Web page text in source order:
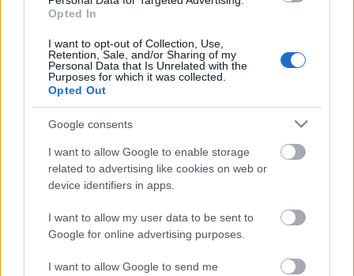
Opted In
I want to opt-out of Collection, Use,
Retention, Sale, and/or Sharing of my
Personal Data that Is Unrelated with the
Purposes for which it was collected.
Opted Out
Google consents
I want to allow Google to enable storage
related to advertising like cookies on web or
device identifiers in apps.
I want to allow my user data to be sent to
Google for online advertising purposes.
I want to allow Google to send me
„Talán egyetlen lírikusunk életműve
sem támasztott oly intenzív
visszhangot zeneművészetünkben,
mint Petőfi költészete”
tükrében. II. rész
nemzetikonyvtar• 2023. április 05.
Hogy mennyire igaz a Sonkoly István Megzenésített
Petőfi-versek című tanulmányából vett idézet, azt az
a Petőfi Album is bizonyítja, mely 1898-ban, a
alkalmából” jelent meg, Langer Viktor gyűjtésében